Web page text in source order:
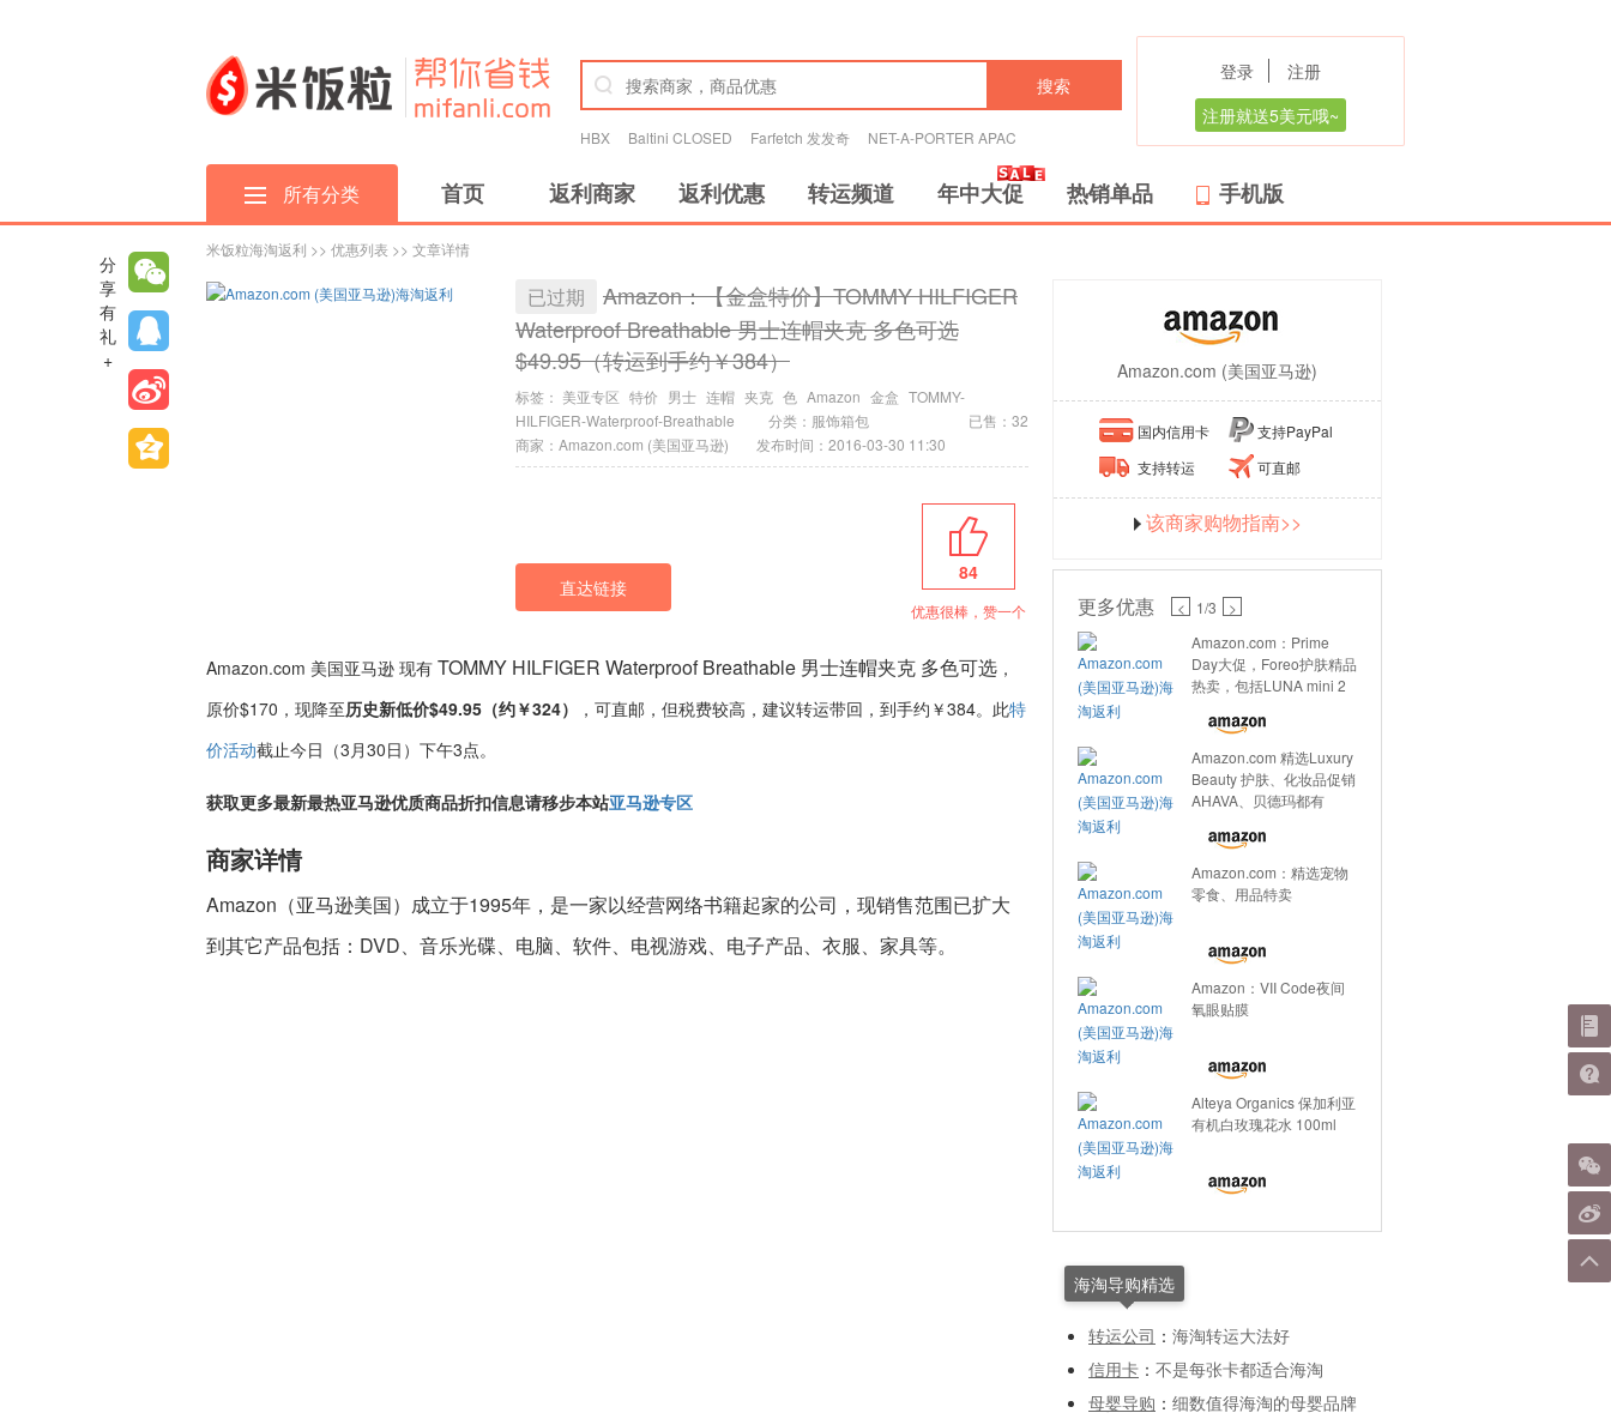
搜索
HBX Baltini CLOSED Farfetch 发发奇 NET-A-PORTER APAC
登录
注册
注册就送5美元哦~
所有分类 首页 返利商家 返利优惠 转运频道 年中大促 热销单品 手机版
米饭粒海淘返利 >> 优惠列表 >> 文章详情
已过期
Amazon：【金盒特价】TOMMY HILFIGER
Waterproof Breathable 男士连帽夹克 多色可选
$49.95（转运到手约￥384）
标签： 美亚专区 特价 男士 连帽 夹克 色 Amazon 金盒 TOMMY-
HILFIGER-Waterproof-Breathable
分类： 服饰箱包
已售：32
商家：Amazon.com (美国亚马逊)
发布时间：2016-03-30 11:30
直达链接
84
优惠很棒，赞一个
Amazon.com 美国亚马逊 现有 TOMMY HILFIGER Waterproof Breathable 男士连帽夹克 多色可选 ，
原价$170，现降至历史新低价$49.95（约￥324） ，可直邮，但税费较高，建议转运带回，到手约￥384。此特
价活动截止今日（3月30日）下午3点。
获取更多最新最热亚马逊优质商品折扣信息请移步本站亚马逊专区
商家详情
Amazon（亚马逊美国）成立于1995年，是一家以经营网络书籍起家的公司，现销售范围已扩大
到其它产品包括：DVD、音乐光碟、电脑、软件、电视游戏、电子产品、衣服、家具等。
Amazon.com (美国亚马逊)
国内信用卡
支持PayPal
支持转运
可直邮
该商家购物指南>>
更多优惠 < 1/3
>
Amazon.com：Prime
Day大促，Foreo护肤精品
热卖，包括LUNA mini 2
Amazon.com 精选Luxury
Beauty 护肤、化妆品促销
AHAVA、贝德玛都有
Amazon.com：精选宠物
零食、用品特卖
Amazon：VII Code夜间
氧眼贴膜
Alteya Organics 保加利亚
有机白玫瑰花水 100ml
海淘导购精选
转运公司 ： 海淘转运大法好
信用卡 ： 不是每张卡都适合海淘
母婴导购 ： 细数值得海淘的母婴品牌
分
享
有
礼
+